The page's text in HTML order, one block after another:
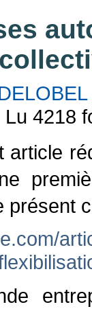
Lu 4218
article
présent